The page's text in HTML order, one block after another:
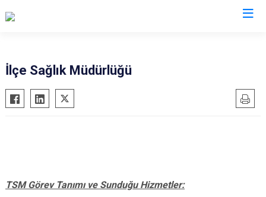
Araban
İslahiye
Oğuzeli
İlçe Sağlık Müdürlüğü
TSM Görev Tanımı ve Sunduğu Hizmetler: